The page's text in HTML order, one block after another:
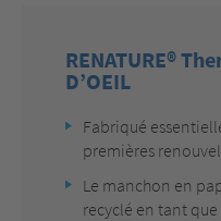
RENATURE®
D’OEIL
Fabriqué
premières
Le manchon en
recyclé en tant